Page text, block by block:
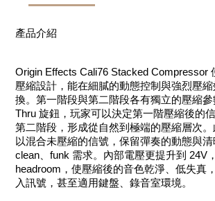
產品介紹
Origin Effects Cali76 Stacked Compressor
壓縮設計，能在細膩的動態控制與強烈壓
換。第一階段與第二階段各有獨立的壓縮
Thru 旋鈕，玩家可以決定第一階壓縮後的
第二階段，形成從自然到極端的壓縮層次
以混合未壓縮的信號，保留彈奏的動態與
clean、funk 需求。內部電壓更提升到 24V
headroom，使壓縮後的音色乾淨、低失真
入訊號，甚至適用鍵盤、錄音室環境。